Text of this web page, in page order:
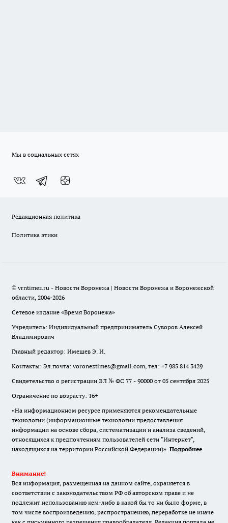
Мы в социальных сетях
Редакционная политика
Политика этики
© vrntimes.ru - Новости Воронежа | Новости Воронежа и Воронежской
области, 2004-2026
Сетевое издание «Время Воронежа»
Учредитель: Индивидуальный предприниматель Суворов Алексей
Владимирович
Главный редактор: Имешев Э. И.
Контакты: Эл.почта: voroneztimes@gmail.com, тел: +7 985 814 3429
Свидетельство о регистрации ЭЛ № ФС 77 - 90000 от 05 сентября 2025
Ограничение по возрасту: 16+
«На информационном ресурсе применяются рекомендательные
технологии (информационные технологии предоставления
информации на основе сбора, систематизации и анализа сведений,
относящихся к предпочтениям пользователей сети "Интернет",
находящихся на территории Российской Федерации)». Подробнее
Внимание!
Вся информация, размещенная на данном сайте, охраняется в
соответствии с законодательством РФ об авторском праве и не
подлежит использованию кем-либо в какой бы то ни было форме, в
том числе воспроизведению, распространению, переработке не иначе